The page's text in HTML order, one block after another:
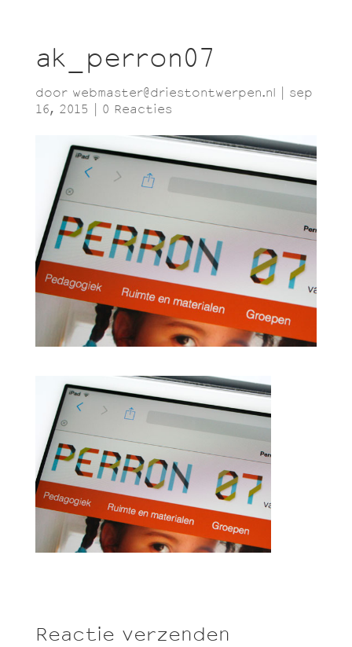
ak_perron07
door webmaster@driestontwerpen.nl
sep
16, 2015
0 Reacties
Reactie verzenden